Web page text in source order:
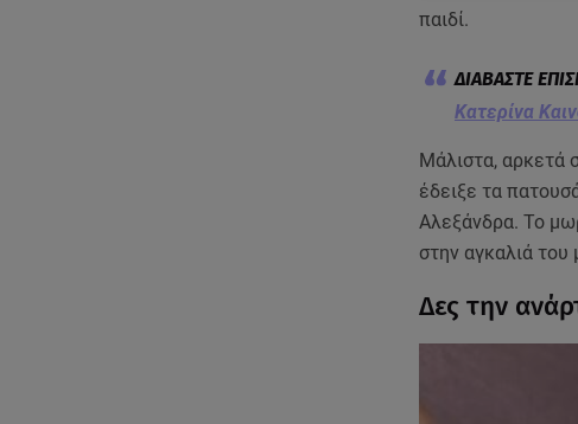
παιδί.
Κατερίνα
Μάλιστα, αρκετά
έδειξε τα
Αλεξάνδρα. Το
στην αγκαλιά
Δες την